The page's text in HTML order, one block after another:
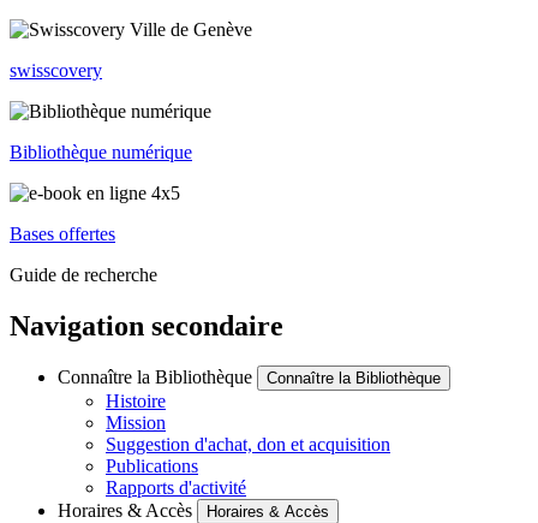
swisscovery
Bibliothèque numérique
Bases offertes
Guide de recherche
Navigation secondaire
Connaître la Bibliothèque Connaître la Bibliothèque
Histoire
Mission
Suggestion d'achat, don et acquisition
Publications
Rapports d'activité
Horaires & Accès
Horaires & Accès